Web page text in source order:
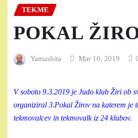
TEKME
POKAL
Yamashita Mar 10, 2019
V soboto 9.3.2019 je Judo klub Žiri ob
organiziral 3.Pokal Žirov na katerem je
tekmovalcev in tekmovalk iz 24 klubov.